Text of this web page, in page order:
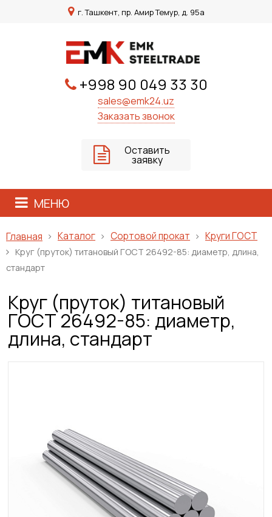
г. Ташкент, пр. Амир Темур, д. 95а
+998 90 049 33 30
sales@emk24.uz
Заказать звонок
Оставить
заявку
МЕНЮ
Главная Каталог Сортовой прокат Круги ГОСТ
Круг (пруток) титановый ГОСТ 26492-85: диаметр, длина,
стандарт
Круг (пруток) титановый
ГОСТ 26492-85: диаметр,
длина, стандарт